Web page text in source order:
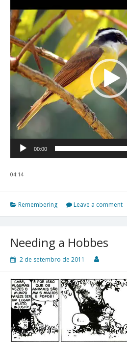
de
vídeo
00:00
04:14
Remembering Leave a comment
Needing a Hobbes
2 de setembro de 2011